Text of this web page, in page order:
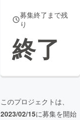
募集終了まで残
り
終了
このプロジェクトは、
2023/02/15に募集を開始